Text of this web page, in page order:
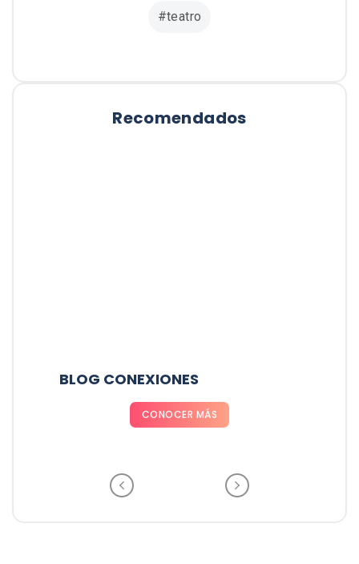
teatro
Recomendados
RADIO PARÍS LA PAZ
CONOCER MÁS